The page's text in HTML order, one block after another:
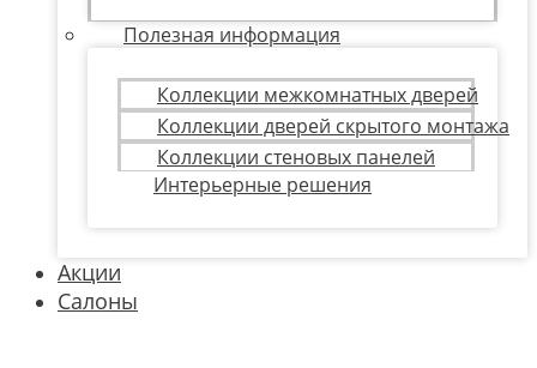
Полезная информация
Коллекции межкомнатных дверей
Коллекции дверей скрытого монтажа
Коллекции стеновых панелей
Интерьерные решения
Акции
Салоны